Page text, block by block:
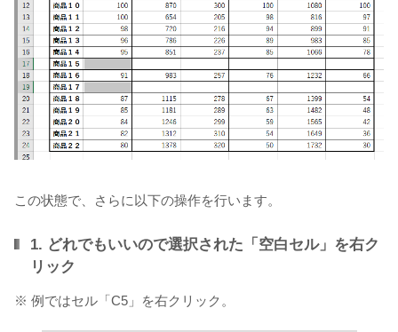
この状態で、さらに以下の操作を行います。
1. どれでもいいので選択された「空白セル」を右ク
リック
※ 例ではセル「C5」を右クリック。